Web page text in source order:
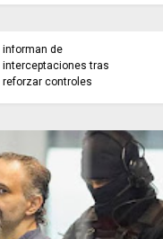
Muere Jorge Messi,
padre de Lionel Messi, a
los 68 años